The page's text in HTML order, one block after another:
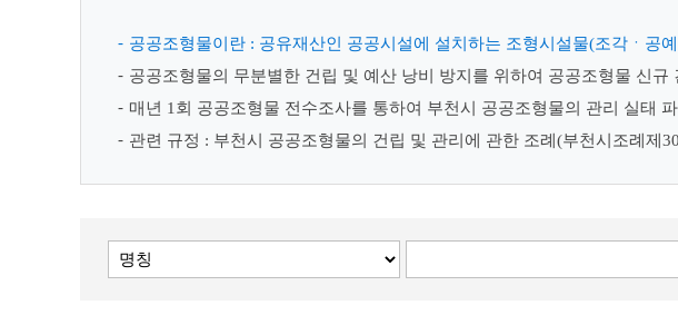
공공조형물이란 : 공유재산인 공공시설에 설치하는 조형시설물(조각ㆍ공
공공조형물의 무분별한 건립 및 예산 낭비 방지를 위하여 공공조형물 신
매년 1회 공공조형물 전수조사를 통하여 부천시 공공조형물의 관리 실태
관련 규정 : 부천시 공공조형물의 건립 및 관리에 관한 조례(부천시조례제